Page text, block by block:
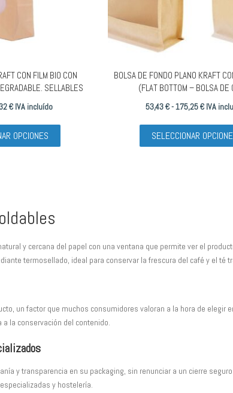
CON FILM BIO CON
SELLABLES
€Rango
precios:
IVA incluído
OPCIONES
pueden
elegir
página
de
BOLSA DE FONDO PLANO KRAFT
(FLAT BOTTOM – BOLSA DE
53,43€-175,25€Rango
precios:
IVA
SELECCIONAR
y cercana del papel con una ventana que permite ver el
termosellado, ideal para conservar la frescura del café y el té
un factor que muchos consumidores valoran a la hora de
la conservación del contenido.
y transparencia en su packaging, sin renunciar a un cierre
y hostelería.